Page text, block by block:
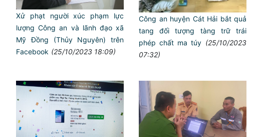
Xử phạt người xúc phạm lực
lượng Công an và lãnh đạo xã
Mỹ Đồng (Thủy Nguyên) trên
Facebook (25/10/2023 18:09)
Công an huyện Cát Hải bắt quả
tang đối tượng tàng trữ trái
phép chất ma túy (25/10/2023
07:32)